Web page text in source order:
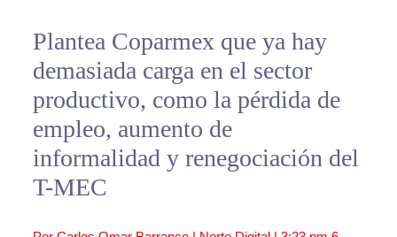
Plantea Coparmex que ya hay
demasiada carga en el sector
productivo, como la pérdida de
empleo, aumento de
informalidad y renegociación del
T-MEC